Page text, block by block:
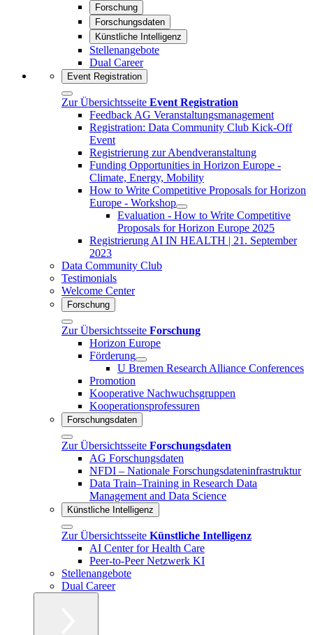
Forschung
Forschungsdaten
Künstliche Intelligenz
Stellenangebote
Dual Career
Event Registration
Zur Übersichtsseite Event Registration
Feedback AG Veranstaltungsmanagement
Registration: Data Community Club Kick-Off
Event
Registrierung zur Abendveranstaltung
Funding Opportunities in Horizon Europe -
Climate, Energy, Mobility
How to Write Competitive Proposals for Horizon
Europe - Workshop
Evaluation - How to Write Competitive
Proposals for Horizon Europe 2025
Registrierung AI IN HEALTH | 21. September
2023
Data Community Club
Testimonials
Welcome Center
Forschung
Zur Übersichtsseite Forschung
Horizon Europe
Förderung
U Bremen Research Alliance Conferences
Promotion
Kooperative Nachwuchsgruppen
Kooperationsprofessuren
Forschungsdaten
Zur Übersichtsseite Forschungsdaten
AG Forschungsdaten
NFDI – Nationale Forschungsdateninfrastruktur
Data Train–Training in Research Data
Management and Data Science
Künstliche Intelligenz
Zur Übersichtsseite Künstliche Intelligenz
AI Center for Health Care
Peer-to-Peer Netzwerk KI
Stellenangebote
Dual Career